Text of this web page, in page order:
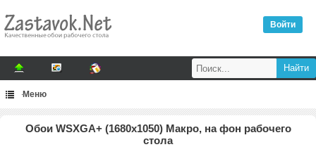
Войти
Меню
Обои WSXGA+ (1680x1050) Макро, на фон рабочего
стола